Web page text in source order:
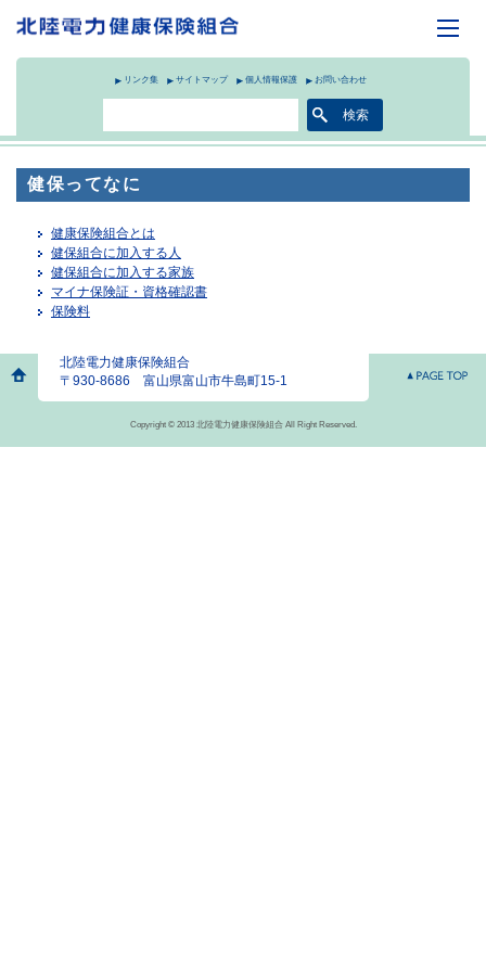
リンク集 サイトマップ 個人情報保護 お問い合わせ
健保ってなに
健康保険組合とは
健保組合に加入する人
健保組合に加入する家族
マイナ保険証・資格確認書
保険料
北陸電力健康保険組合
〒930-8686 富山県富山市牛島町15-1
Copyright © 2013 北陸電力健康保険組合 All Right Reserved.